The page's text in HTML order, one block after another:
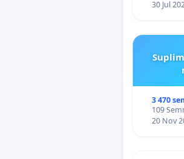
30 Jul
3 470
109
20 Nov